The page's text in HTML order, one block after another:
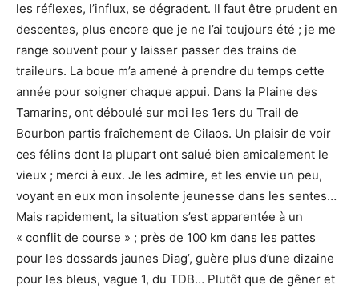
les réflexes, l’influx, se dégradent. Il faut être prudent en
descentes, plus encore que je ne l’ai toujours été ; je me
range souvent pour y laisser passer des trains de
traileurs. La boue m’a amené à prendre du temps cette
année pour soigner chaque appui. Dans la Plaine des
Tamarins, ont déboulé sur moi les 1ers du Trail de
Bourbon partis fraîchement de Cilaos. Un plaisir de voir
ces félins dont la plupart ont salué bien amicalement le
vieux ; merci à eux. Je les admire, et les envie un peu,
voyant en eux mon insolente jeunesse dans les sentes…
Mais rapidement, la situation s’est apparentée à un
« conflit de course » ; près de 100 km dans les pattes
pour les dossards jaunes Diag’, guère plus d’une dizaine
pour les bleus, vague 1, du TDB… Plutôt que de gêner et